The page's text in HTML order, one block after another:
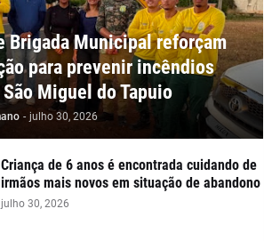
Brigada Municipal reforçam
para prevenir incêndios
Miguel do Tapuio
- julho 30, 2026
Criança de 6 anos é encontrada cuidando de
irmãos mais novos em situação de abandono
julho 30, 2026